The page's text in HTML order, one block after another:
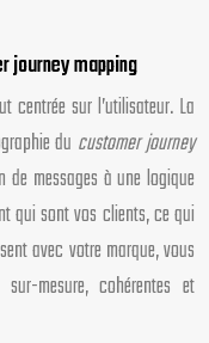
journey mapping
centrée sur l’utilisateur. La
du customer journey
de messages à une logique
qui sont vos clients, ce qui
avec votre marque, vous
mesure, cohérentes et